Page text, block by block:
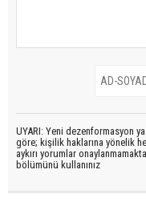
UYARI: Yeni dezenformasyon
göre; kişilik haklarına yönelik
aykırı yorumlar
bölümünü kullanınız